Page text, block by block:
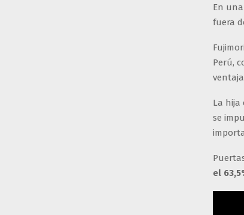
En
fuera
Perú,
La hija
se
el